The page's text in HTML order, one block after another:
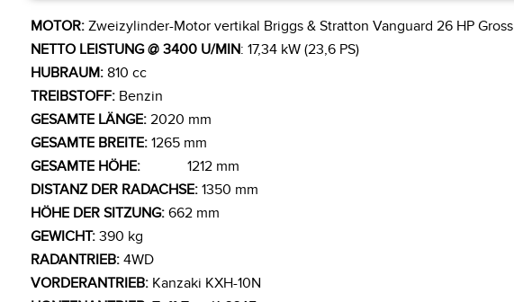
MOTOR:Zweizylinder-Motor vertikal Briggs & Stratton Vanguard 26 HP Gross
NETTO LEISTUNG @ 3400 U/MIN: 17,34 kW (23,6 PS)
HUBRAUM:810 cc
TREIBSTOFF:Benzin
GESAMTE LÄNGE:2020 mm
GESAMTE BREITE:1265 mm
GESAMTE HÖHE:1212 mm
DISTANZ DER RADACHSE:1350 mm
HÖHE DER SITZUNG:662 mm
GEWICHT:390 kg
RADANTRIEB:4WD
VORDERANTRIEB:Kanzaki KXH-10N